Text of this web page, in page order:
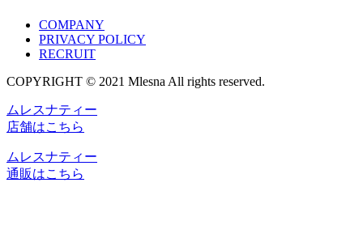
COMPANY
PRIVACY POLICY
RECRUIT
COPYRIGHT © 2021 Mlesna All rights reserved.
ムレスナティー
店舗はこちら
ムレスナティー
通販はこちら